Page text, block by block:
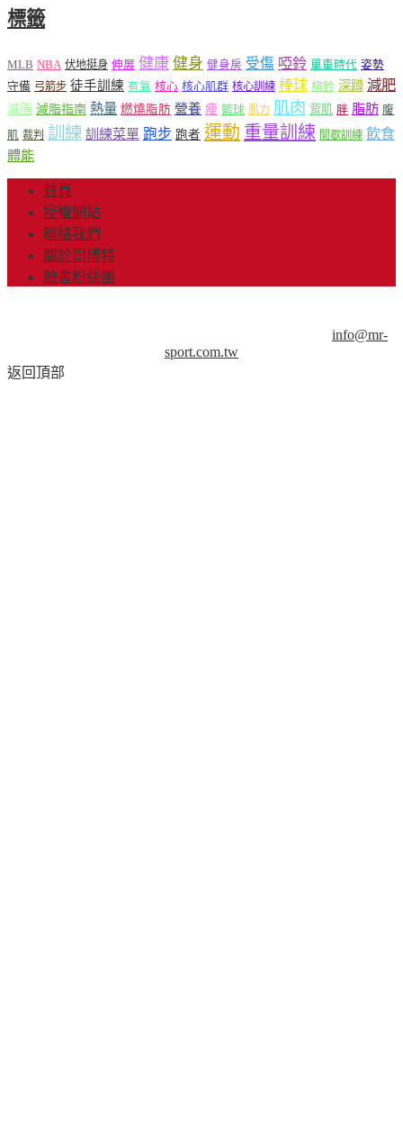
標籤
MLB NBA 伏地挺身 伸展 健康 健身 健身房 受傷 啞鈴 單車時代 姿勢
守備 弓箭步 徒手訓練 有氧 核心 核心肌群 核心訓練 棒球 槓鈴 深蹲 減肥
減脂 減脂指南 熱量 燃燒脂肪 營養 瘦 籃球 肌力 肌肉 背肌 胖 脂肪 腹
肌 裁判 訓練 訓練菜單 跑步 跑者 運動 重量訓練 間歇訓練 飲食
體能
首頁
授權網站
聯絡我們
關於司博特
臉書粉絲團
info@mr-
sport.com.tw
返回頂部